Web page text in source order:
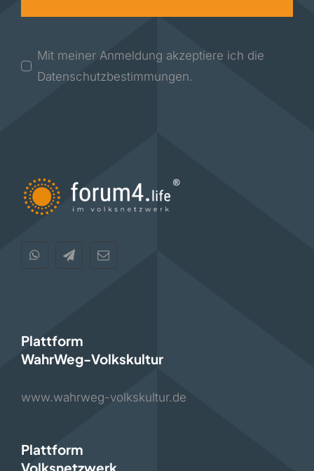
Mit meiner Anmeldung akzeptiere ich die
Datenschutzbestimmungen.
Plattform
WahrWeg-Volkskultur
www.wahrweg-volkskultur.de
Plattform